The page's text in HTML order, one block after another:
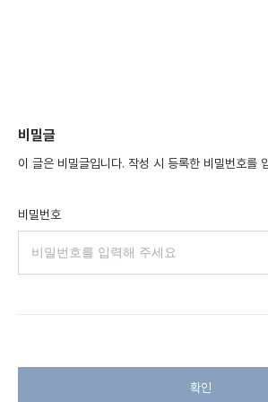
비밀글
이 글은 비밀글입니다. 작성 시 등록한 비밀번호를
비밀번호
확인